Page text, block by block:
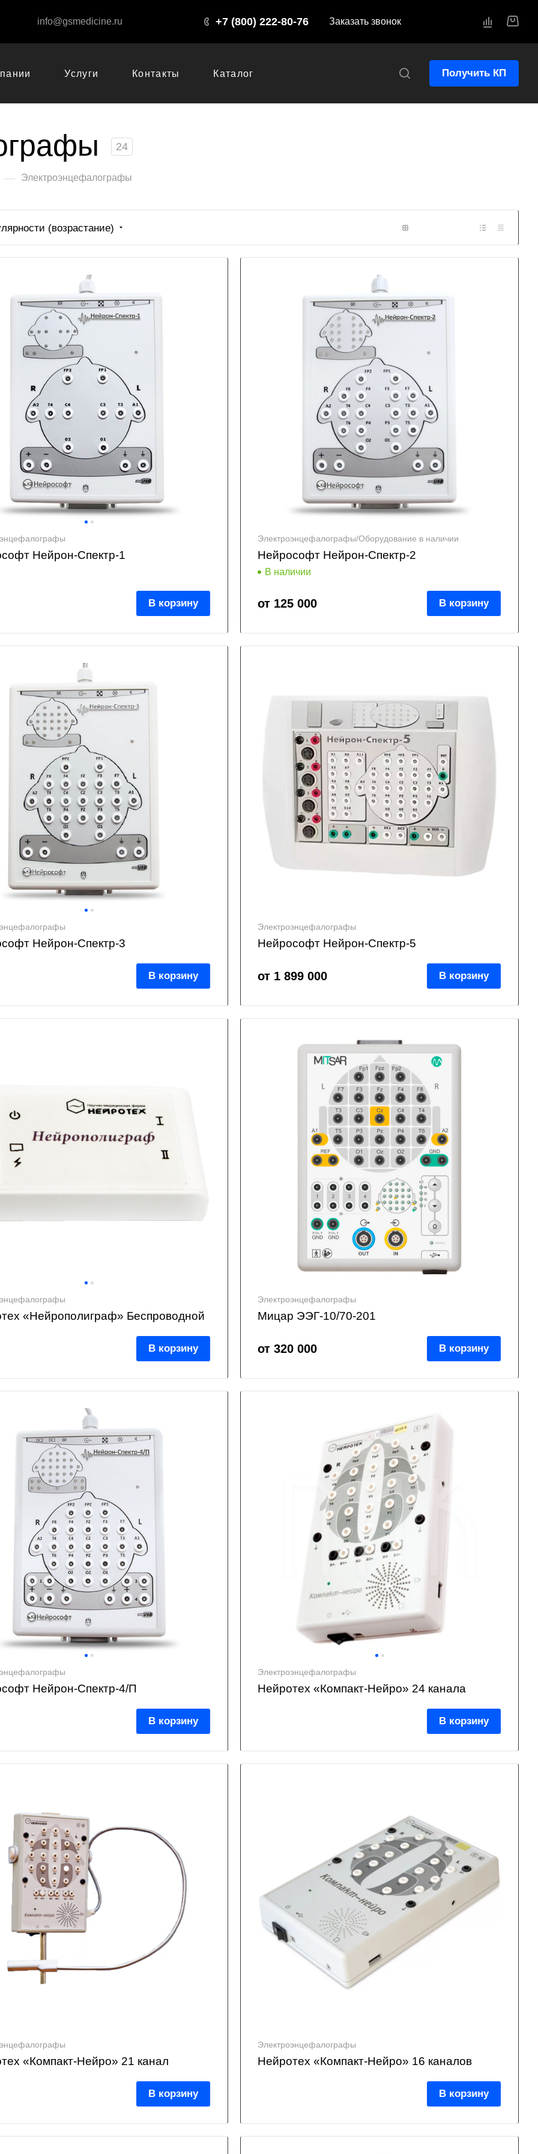
info@gsmedicine.ru +7 (800) 222-80-76 Заказать звонок
Услуги Контакты Каталог Получить КП
24
— Электроэнцефалографы
(возрастание)
Нейрон-Спектр-1
В корзину
Электроэнцефалографы/Оборудование в наличии
Нейрософт Нейрон-Спектр-2
В наличии
от 125 000 В корзину
Нейрон-Спектр-3
В корзину
Электроэнцефалографы
Нейрософт Нейрон-Спектр-5
от 1 899 000 В корзину
«Нейрополиграф» Беспроводной
В корзину
Электроэнцефалографы
Мицар ЭЭГ-10/70-201
от 320 000 В корзину
Нейрон-Спектр-4/П
В корзину
Электроэнцефалографы
Нейротех «Компакт-Нейро» 24 канала
В корзину
«Компакт-Нейро» 21 канал
В корзину
Электроэнцефалографы
Нейротех «Компакт-Нейро» 16 каналов
В корзину